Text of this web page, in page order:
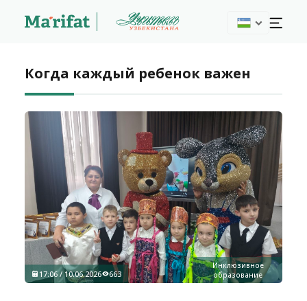
Когда каждый ребенок важен
Инклюзивное
образование
17:06 / 10.06.2026 663